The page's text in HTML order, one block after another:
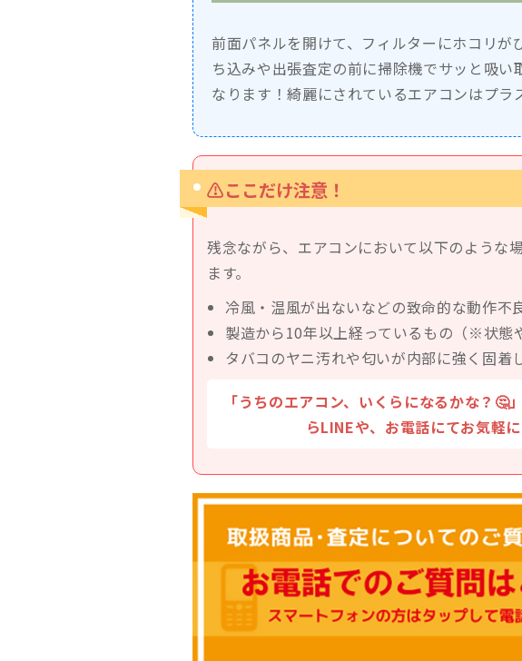
前面パネルを開けて、フィルターにホコリが
ち込みや出張査定の前に掃除機でサッと吸い
なります！綺麗にされているエアコンはプラ
⚠️ここだけ注意！
残念ながら、エアコンにおいて以下のような
ます。
冷風・温風が出ないなどの致命的な動作不
製造から10年以上経っているもの（※状態
タバコのヤニ汚れや匂いが内部に強く固着
「うちのエアコン、いくらになるかな？
らLINEや、お電話にてお気軽